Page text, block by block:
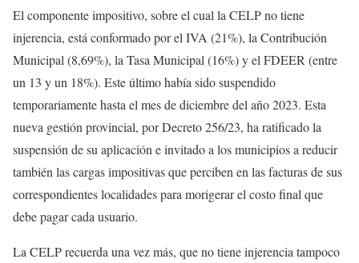
El componente impositivo, sobre el cual la CELP no tiene
injerencia, está conformado por el IVA (21%), la Contribución
Municipal (8,69%), la Tasa Municipal (16%) y el FDEER (entre
un 13 y un 18%). Este último había sido suspendido
temporariamente hasta el mes de diciembre del año 2023. Esta
nueva gestión provincial, por Decreto 256/23, ha ratificado la
suspensión de su aplicación e invitado a los municipios a reducir
también las cargas impositivas que perciben en las facturas de sus
correspondientes localidades para morigerar el costo final que
debe pagar cada usuario.
La CELP recuerda una vez más, que no tiene injerencia tampoco